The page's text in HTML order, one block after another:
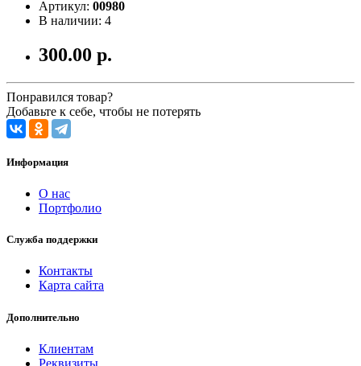
Артикул: 00980
В наличии: 4
300.00 р.
Понравился товар?
Добавьте к себе, чтобы не потерять
Информация
О нас
Портфолио
Служба поддержки
Контакты
Карта сайта
Дополнительно
Клиентам
Реквизиты